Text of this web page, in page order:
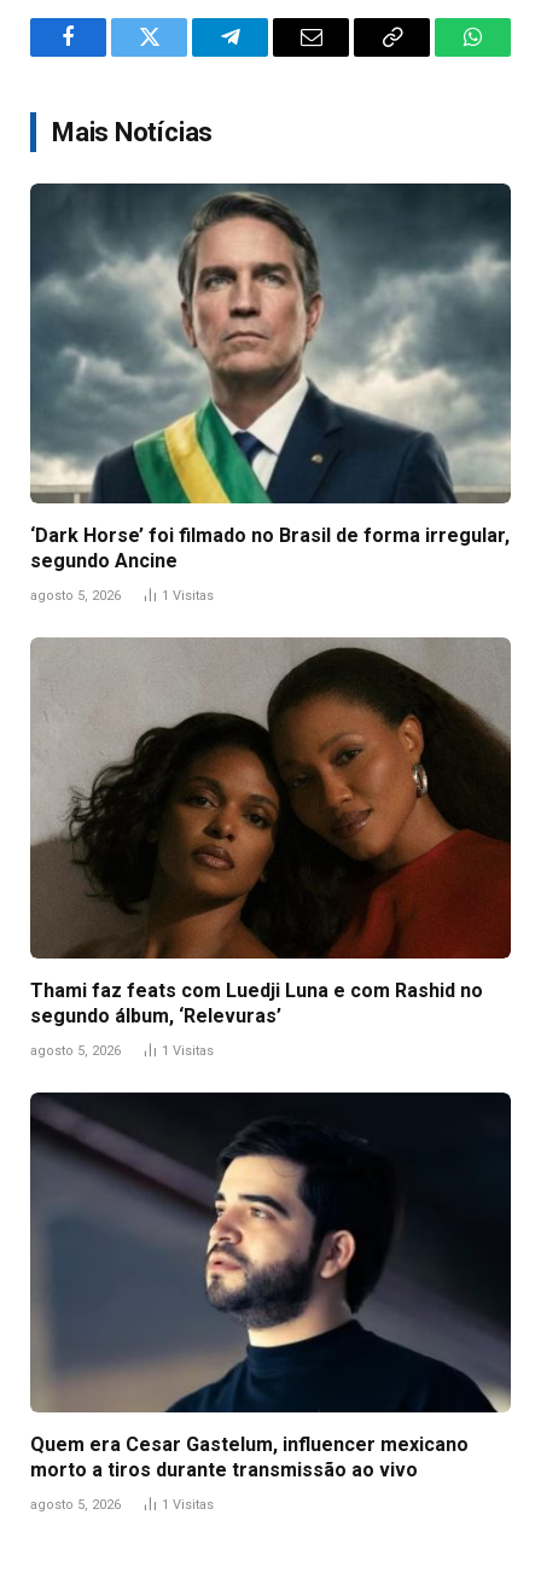
FacebookTwitter TelegramEmail
Copy
Mais Notícias
‘Dark Horse’ foi filmado no Brasil de forma irregular,
segundo Ancine
agosto 5, 2026 1 Visitas
Thami faz feats com Luedji Luna e com Rashid no
segundo álbum, ‘Relevuras’
agosto 5, 2026 1 Visitas
Quem era Cesar Gastelum, influencer mexicano
morto a tiros durante transmissão ao vivo
agosto 5, 2026 1 Visitas